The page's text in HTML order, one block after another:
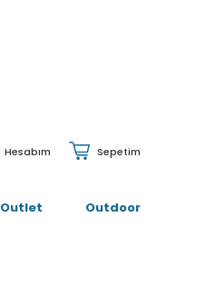
Sepetim
Hesabım
Outlet Outdoor